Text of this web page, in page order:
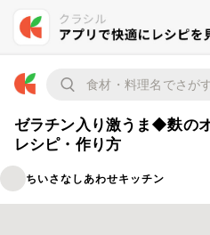
ゼラチン入り激うま◆麩の
レシピ・作り方
ちいさなしあわせキッチン